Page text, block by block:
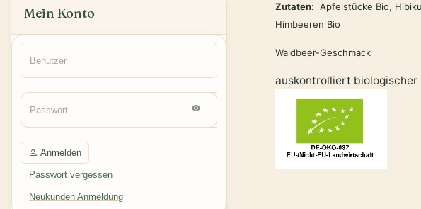
Zutaten: Apfelstücke Bio,
Himbeeren Bio
Waldbeer-Geschmack
auskontrolliert
Mein Konto
Anmelden
Passwort vergessen
Neukunden Anmeldung